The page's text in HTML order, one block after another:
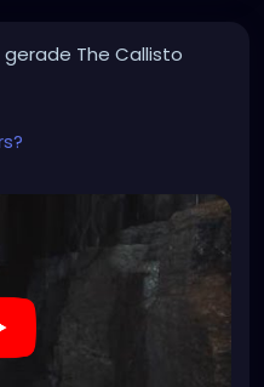
gerade The Callisto